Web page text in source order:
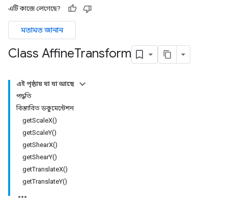
এটি কাজে লেগেছে?
মতামত জানান
Class AffineTransform
এই পৃষ্ঠায় যা যা আছে
পদ্ধতি
বিস্তারিত ডকুমেন্টেশন
getScaleX()
getScaleY()
getShearX()
getShearY()
getTranslateX()
getTranslateY()